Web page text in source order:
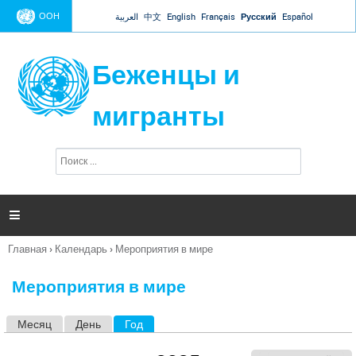
Jump to navigation
ООН العربية 中文 English Français Русский Español
Беженцы и
мигранты
п
и

Вы
Главная › Календарь › Мероприятия в мире
Мероприятия в мире
Месяц День Год